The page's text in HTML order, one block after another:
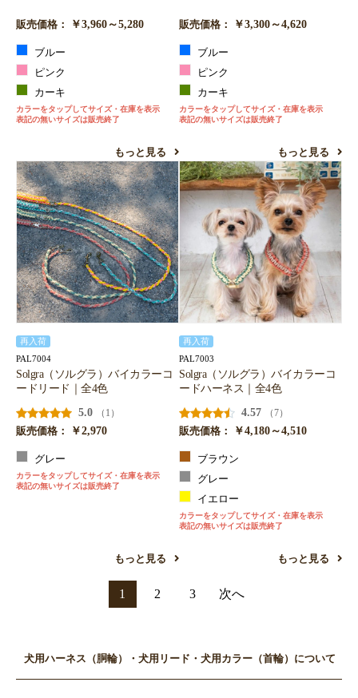
販売価格： ￥3,960～5,280
ブルー
ピンク
カーキ
カラーをタップしてサイズ・在庫を表示
表記の無いサイズは販売終了
もっと見る
販売価格： ￥3,300～4,620
ブルー
ピンク
カーキ
カラーをタップしてサイズ・在庫を表示
表記の無いサイズは販売終了
もっと見る
再入荷
PAL7004
Solgra（ソルグラ）バイカラーコ
ードリード｜全4色
5.0
（1）
販売価格：
￥2,970
グレー
カラーをタップしてサイズ・在庫を表示
表記の無いサイズは販売終了
もっと見る
再入荷
PAL7003
Solgra（ソルグラ）バイカラーコ
ードハーネス｜全4色
4.57
（7）
販売価格：
￥4,180～4,510
ブラウン
グレー
イエロー
カラーをタップしてサイズ・在庫を表示
表記の無いサイズは販売終了
もっと見る
1 2 3 次へ
犬用ハーネス（胴輪）・犬用リード・犬用カラー（首輪）について